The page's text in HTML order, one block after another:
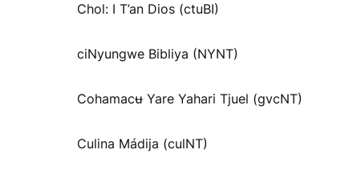
Chol: I T’an Dios (ctuBI)
ciNyungwe Bibliya (NYNT)
Cohamacʉ Yare Yahari Tjuel (gvcNT)
Culina Mádija (culNT)